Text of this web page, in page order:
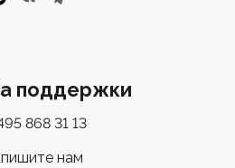
поддержки
868 31 13
нам